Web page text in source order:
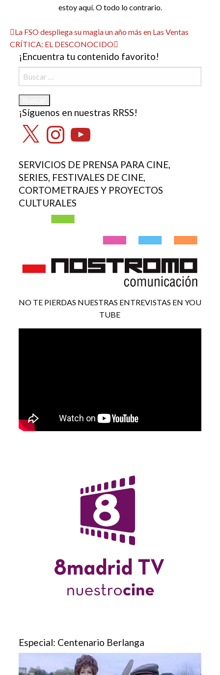
estoy aquí. O todo lo contrario.
Navegación
de
entradas
Entrada
anterior
La FSO despliega su magia un año más en Las Ventas
Entrada
siguiente
CRÍTICA: EL DESCONOCIDO
¡Encuentra tu contenido favorito!
Buscar:
¡Síguenos en nuestras RRSS!
X InstagramYouTube
SERVICIOS DE PRENSA PARA CINE,
SERIES, FESTIVALES DE CINE,
CORTOMETRAJES Y PROYECTOS
CULTURALES
NO TE PIERDAS NUESTRAS ENTREVISTAS EN YOU
TUBE
Especial: Centenario Berlanga